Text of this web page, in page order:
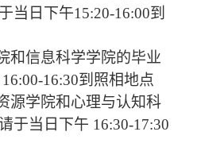
当日下午15:20-16:00到
和信息科学学院的毕业
16:30到照相地点
源学院和心理与认知科
于当日下午 16:30-17:30